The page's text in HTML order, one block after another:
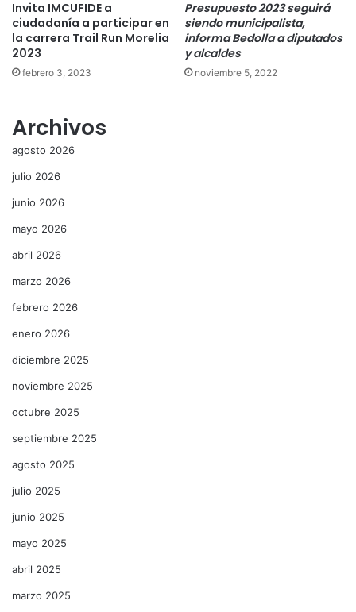
Invita IMCUFIDE a
ciudadanía a participar en
la carrera Trail Run Morelia
2023
febrero 3, 2023
Presupuesto 2023 seguirá
siendo municipalista,
informa Bedolla a diputados
y alcaldes
noviembre 5, 2022
Archivos
agosto 2026
julio 2026
junio 2026
mayo 2026
abril 2026
marzo 2026
febrero 2026
enero 2026
diciembre 2025
noviembre 2025
octubre 2025
septiembre 2025
agosto 2025
julio 2025
junio 2025
mayo 2025
abril 2025
marzo 2025